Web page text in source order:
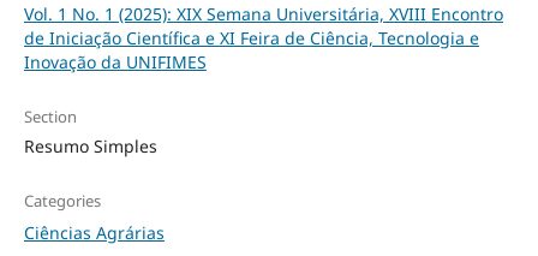
Vol. 1 No. 1 (2025): XIX Semana Universitária, XVIII Encontro
de Iniciação Científica e XI Feira de Ciência, Tecnologia e
Inovação da UNIFIMES
Section
Resumo Simples
Categories
Ciências Agrárias